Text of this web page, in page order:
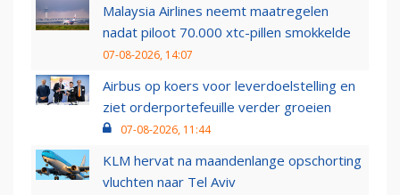
Malaysia Airlines neemt maatregelen
nadat piloot 70.000 xtc-pillen smokkelde
07-08-2026, 14:07
Airbus op koers voor leverdoelstelling en
ziet orderportefeuille verder groeien
07-08-2026, 11:44
KLM hervat na maandenlange opschorting
vluchten naar Tel Aviv